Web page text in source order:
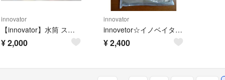
innovator
【innovator】水筒 ステンレスボトル ライトグレー 200ml
¥2,000
innovator
innovetor☆イノベイター☆ディビジョンパックポーチL☆グレー10L
¥2,400